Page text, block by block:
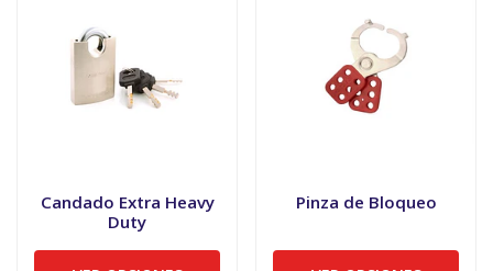
Candado Extra Heavy
Duty
Pinza de Bloqueo